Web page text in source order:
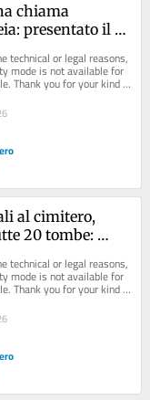
chiama
presentato il
technical or legal reasons,
mode is not available for
Thank you for your kind
al cimitero,
20 tombe:
technical or legal reasons,
mode is not available for
Thank you for your kind